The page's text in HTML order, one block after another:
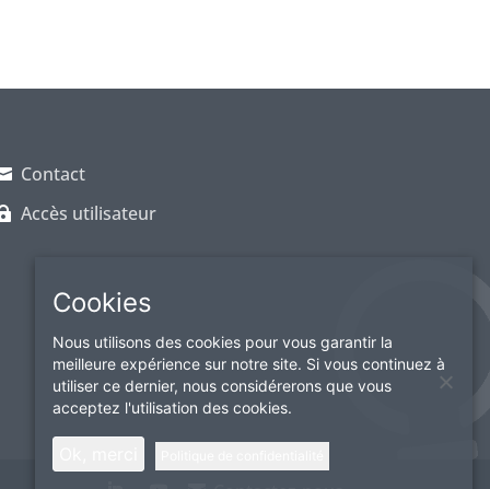
Contact
Accès utilisateur
Cookies
Nous utilisons des cookies pour vous garantir la
meilleure expérience sur notre site. Si vous continuez à
utiliser ce dernier, nous considérerons que vous
acceptez l'utilisation des cookies.